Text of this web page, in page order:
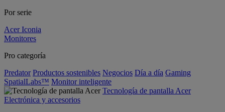
Por serie
Acer Iconia
Monitores
Pro categoría
Predator Productos sostenibles Negocios Día a día Gaming
SpatialLabs™ Monitor inteligente
Tecnología de pantalla Acer
Electrónica y accesorios